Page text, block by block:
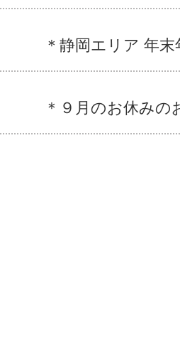
＊静岡エリア 年
＊９月のお休みの